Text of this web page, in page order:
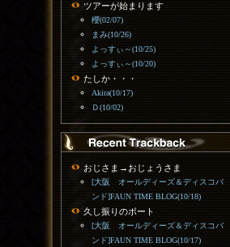
ツアーが始まります
櫻(02/07)
まみ(10/26)
よっすぃ～(10/25)
よっすぃ～(10/20)
たしか・・・
Akira(10/17)
Ｄ(10/02)
おじさま→おじょうさま
[大阪 オールディーズ＆ディスコバ
ンド]FAUN TIME BLOG(10/18)
久し振りのボート
[大阪 オールディーズ＆ディスコバ
ンド]FAUN TIME BLOG(10/17)